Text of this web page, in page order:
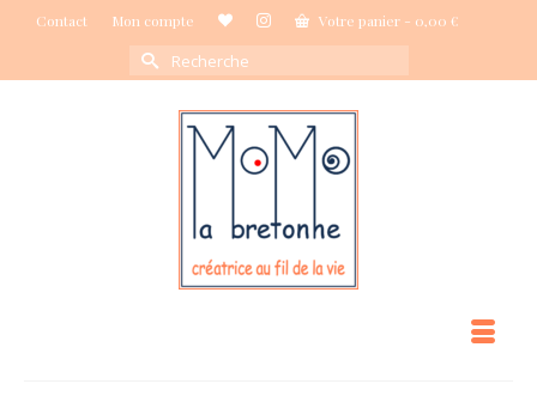
Contact Mon compte Votre panier - 0,00 €
Rechercher :